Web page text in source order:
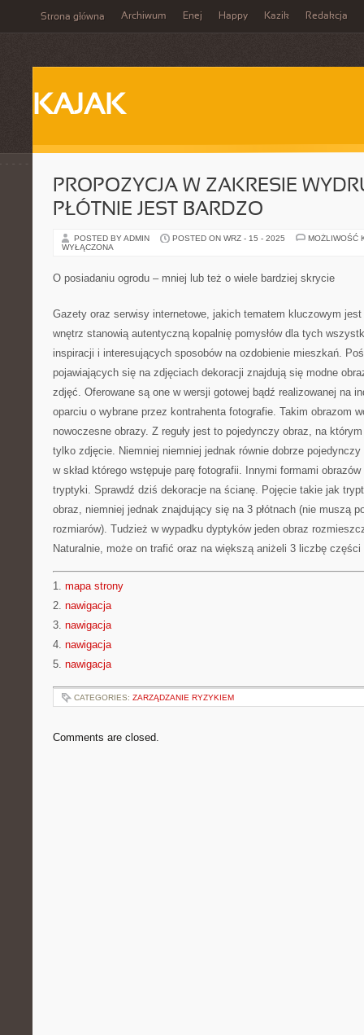
Strona główna Archiwum Enej Happy Kazik Redakcja
KAJAK
PROPOZYCJA W ZAKRESIE
PŁÓTNIE JEST BARDZO
POSTED BY ADMIN POSTED ON WRZ - 15 - 2025
MOŻLIWOŚĆ
WYŁĄCZONA
O posiadaniu ogrodu – mniej lub też o wiele bardziej skrycie
Gazety oraz serwisy internetowe, jakich tematem kluczowym
wnętrz stanowią autentyczną kopalnię pomysłów dla tych
inspiracji i interesujących sposobów na ozdobienie mieszkań.
pojawiających się na zdjęciach dekoracji znajdują się modne
zdjęć. Oferowane są one w wersji gotowej bądź realizowanej na
oparciu o wybrane przez kontrahenta fotografie. Takim obrazom
nowoczesne obrazy. Z reguły jest to pojedynczy obraz, na
tylko zdjęcie. Niemniej niemniej jednak równie dobrze
w skład którego wstępuje parę fotografii. Innymi formami
tryptyki. Sprawdź dziś dekoracje na ścianę. Pojęcie takie jak
obraz, niemniej jednak znajdujący się na 3 płótnach (nie muszą
rozmiarów). Tudzież w wypadku dyptyków jeden obraz
Naturalnie, może on trafić oraz na większą aniżeli 3 liczbę części
1. mapa strony
2. nawigacja
3. nawigacja
4. nawigacja
5. nawigacja
CATEGORIES: ZARZĄDZANIE RYZYKIEM
Comments are closed.